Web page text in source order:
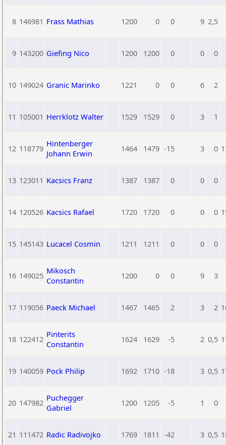
8 146981 Frass Mathias 1200 0 0 9 2,5
9 143200 Giefing Nico 1200 1200 0 0 0
10 149024 Granic Marinko 1221 0 0 6 2
11 105001 Herrklotz Walter 1529 1529 0 3 1
12 118779 Hintenberger
Johann Erwin
1464 1479 -15 3 0
13 123011 Kacsics Franz 1387 1387 0 0 0
14 120526 Kacsics Rafael 1720 1720 0 0 0
15 145143 Lucacel Cosmin 1211 1211 0 0 0
16 149025 Mikosch
Constantin
1200 0 0 9 3
17 119056 Paeck Michael 1467 1465 2 3 2
18 122412 Pinterits
Constantin
1624 1629 -5 2 0,5
19 140059 Pock Philip 1692 1710 -18 3 0,5
20 147982 Puchegger
Gabriel
1200 1205 -5 1 0
21 111472 Radic Radivojko 1769 1811 -42 3 0,5